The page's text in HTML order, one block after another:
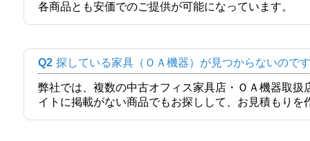
各商品とも安価でのご提供が可能になっています。
Q2 探している家具（ＯＡ機器）が見つからないので
弊社では、複数の中古オフィス家具店・ＯＡ機器取
イトに掲載がない商品でもお探しして、お見積もりを